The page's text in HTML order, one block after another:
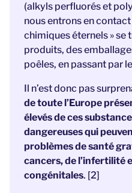
(alkyls perfluorés et
nous entrons en
chimiques éternels » se
produits, des
poêles, en passant par
Il n’est donc pas
de toute l’Europe
élevés de ces
dangereuses qui
problèmes de santé
cancers, de l’infertilité
congénitales. [2]